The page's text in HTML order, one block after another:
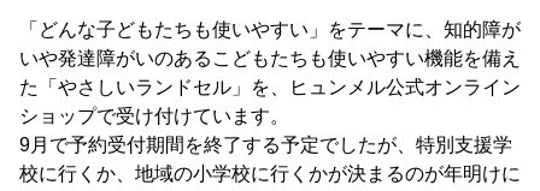
「どんな子どもたちも使いやすい」をテーマに、知的障が
いや発達障がいのあるこどもたちも使いやすい機能を備え
た「やさしいランドセル」を、ヒュンメル公式オンライン
ショップで受け付けています。
9月で予約受付期間を終了する予定でしたが、特別支援学
校に行くか、地域の小学校に行くかが決まるのが年明けに